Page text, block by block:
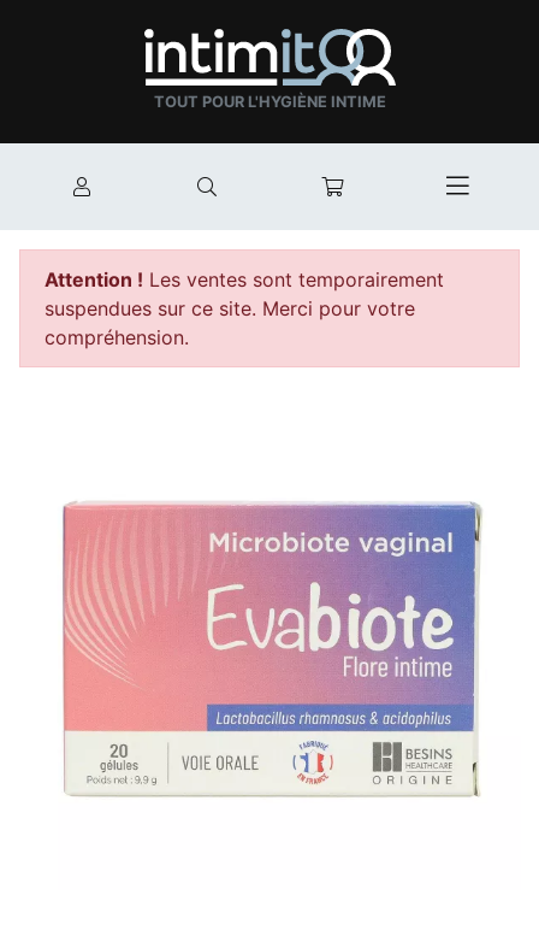
TOUT POUR L'HYGIÈNE INTIME
Mon compte Mon panier
Attention ! Les ventes sont temporairement
suspendues sur ce site. Merci pour votre
compréhension.